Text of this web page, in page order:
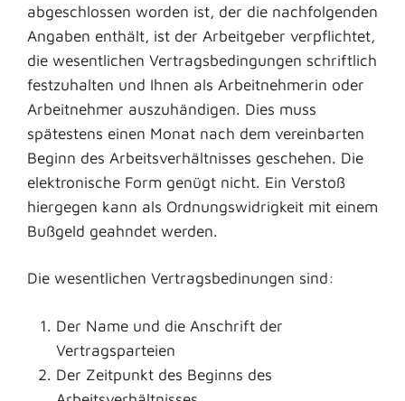
abgeschlossen worden ist, der die nachfolgenden
Angaben enthält, ist der Arbeitgeber verpflichtet,
die wesentlichen Vertragsbedingungen schriftlich
festzuhalten und Ihnen als Arbeitnehmerin oder
Arbeitnehmer auszuhändigen. Dies muss
spätestens einen Monat nach dem vereinbarten
Beginn des Arbeitsverhältnisses geschehen. Die
elektronische Form genügt nicht. Ein Verstoß
hiergegen kann als Ordnungswidrigkeit mit einem
Bußgeld geahndet werden.
Die wesentlichen Vertragsbedinungen sind:
Der Name und die Anschrift der
Vertragsparteien
Der Zeitpunkt des Beginns des